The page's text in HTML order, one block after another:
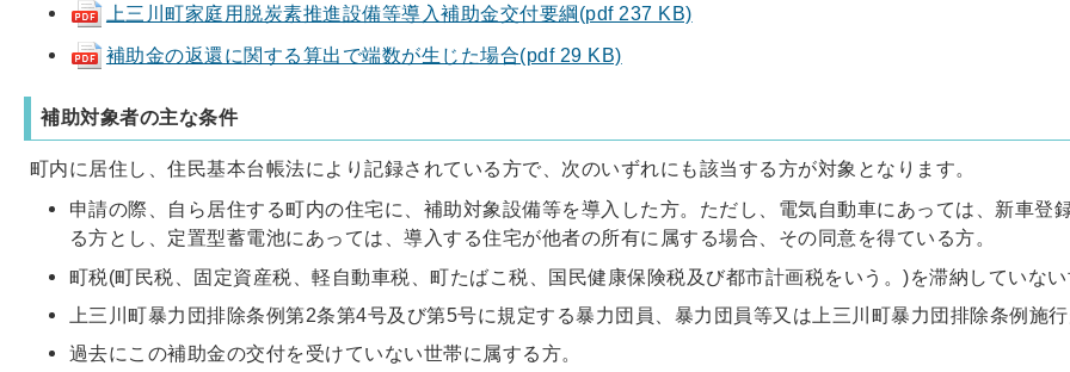
上三川町家庭用脱炭素推進設備等導入補助金交付要綱(pdf 237 KB)
補助金の返還に関する算出で端数が生じた場合(pdf 29 KB)
補助対象者の主な条件
町内に居住し、住民基本台帳法により記録されている方で、次のいずれにも該当する方が対象となります。
申請の際、自ら居住する町内の住宅に、補助対象設備等を導入した方。ただし、電気自動車にあっては、新車
る方とし、定置型蓄電池にあっては、導入する住宅が他者の所有に属する場合、その同意を得ている方。
町税(町民税、固定資産税、軽自動車税、町たばこ税、国民健康保険税及び都市計画税をいう。)を滞納していな
上三川町暴力団排除条例第2条第4号及び第5号に規定する暴力団員、暴力団員等又は上三川町暴力団排除条例施
過去にこの補助金の交付を受けていない世帯に属する方。